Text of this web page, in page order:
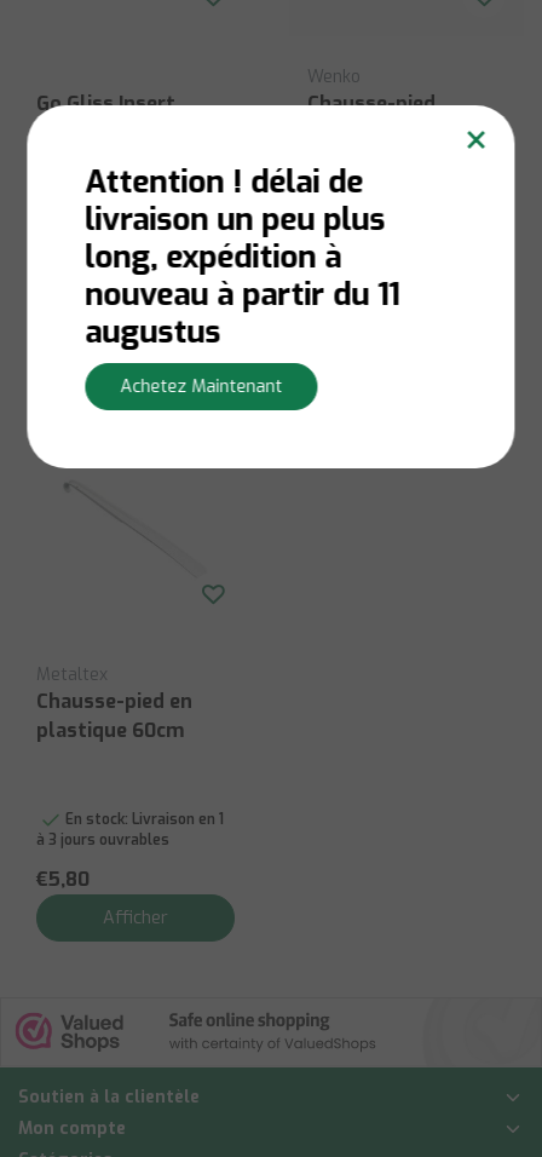
Go Gliss Insert
Niet op voorraad:
Contactez-nous pour la
disponibilité du stock
Afficher
Wenko
Chausse-pied
En stock:
à 3 jours ouvrables
€7,50
Metaltex
Chausse-pied en
plastique 60cm
En stock: Livraison en 1
à 3 jours ouvrables
€5,80
Afficher
Soutien à la clientèle
Mon compte
×
Attention ! délai de
livraison un peu plus
long, expédition à
nouveau à partir du 11
augustus
Achetez Maintenant